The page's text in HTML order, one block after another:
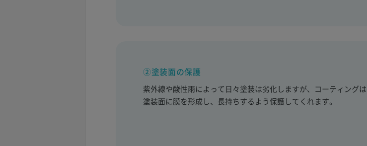
②塗装面の保護
紫外線や酸性雨によって日々塗装は劣化しますが、コーティングは
塗装面に膜を形成し、長持ちするよう保護してくれます。